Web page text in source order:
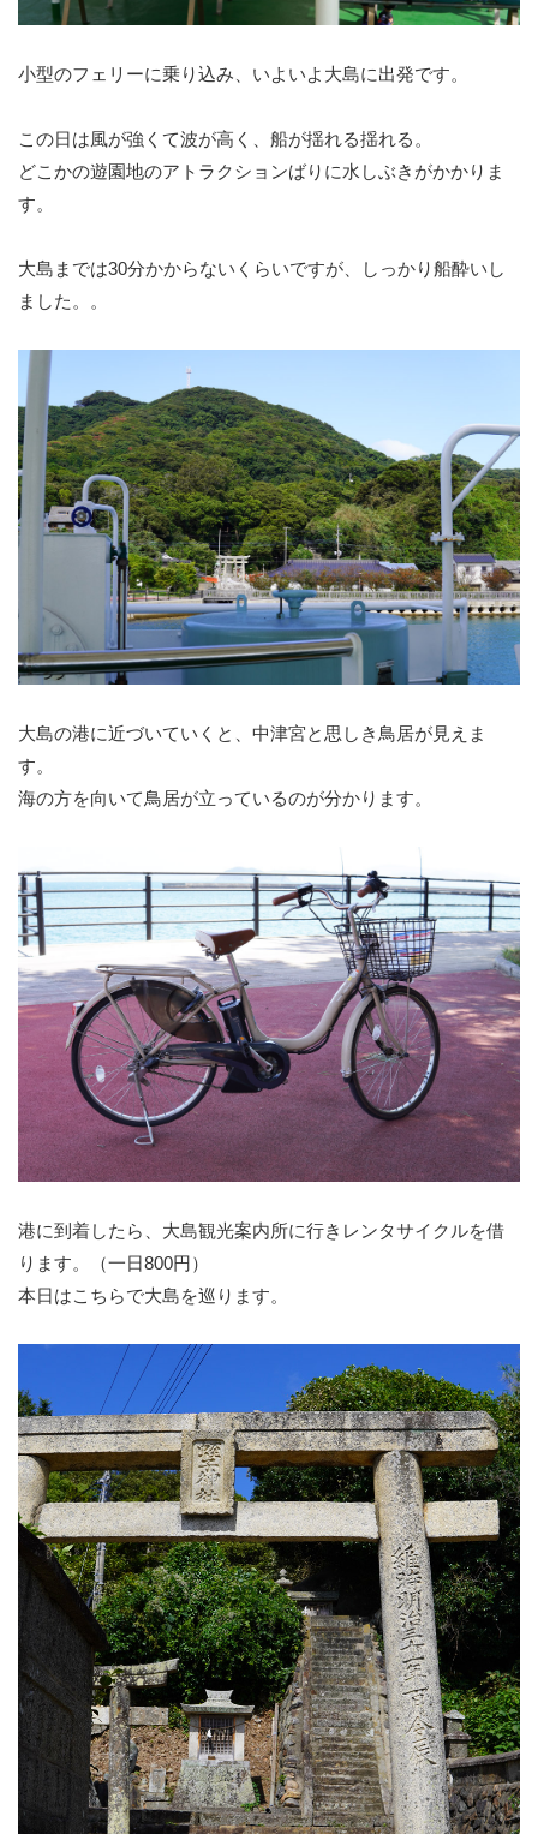
小型のフェリーに乗り込み、いよいよ大島に出発です。
この日は風が強くて波が高く、船が揺れる揺れる。
どこかの遊園地のアトラクションばりに水しぶきがかかりま
す。
大島までは30分かからないくらいですが、しっかり船酔いし
ました。。
大島の港に近づいていくと、中津宮と思しき鳥居が見えま
す。
海の方を向いて鳥居が立っているのが分かります。
港に到着したら、大島観光案内所に行きレンタサイクルを借
ります。（一日800円）
本日はこちらで大島を巡ります。